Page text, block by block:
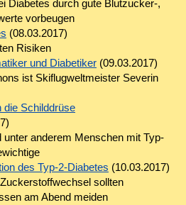
Diabetes durch gute Blutzucker-,
vorbeugen
(08.03.2017)
Risiken
und Diabetiker(09.03.2017)
ist Skiflugweltmeister Severin
die Schilddrüse
unter anderem Menschen mit Typ-
des Typ-2-Diabetes (10.03.2017)
sollten
am Abend meiden